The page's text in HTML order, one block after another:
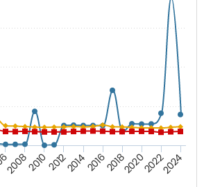
200820102012201420162018202020222024